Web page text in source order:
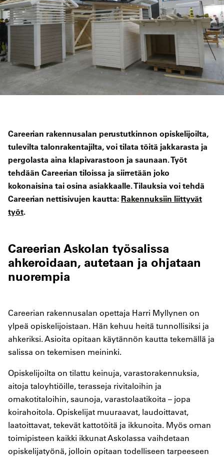
Careerian rakennusalan perustutkinnon opiskelijoilta,
tulevilta talonrakentajilta, voi tilata töitä jakkarasta ja
pergolasta aina klapivarastoon ja saunaan. Työt
tehdään Careerian tiloissa ja siirretään joko
kokonaisina tai osina asiakkaalle. Tilauksia voi tehdä
Careerian nettisivujen kautta: Rakennuksiin liittyvät
työt.
Careerian Askolan työsalissa
ahkeroidaan, autetaan ja ohjataan
nuorempia
Careerian rakennusalan opettaja Harri Myllynen on
ylpeä opiskelijoistaan. Hän kehuu heitä tunnollisiksi ja
ahkeriksi. Asioita opitaan käytännön kautta tekemällä ja
salissa on tekemisen meininki.
Opiskelijoilta on tilattu keinuja, varastorakennuksia,
aitoja taloyhtiöille, terasseja rivitaloihin ja
omakotitaloihin, saunoja, varastolaatikoita – jopa
koirahoitola. Opiskelijat muuraavat, laudoittavat,
laatoittavat, tekevät kattotöitä ja ikkunoita. Myös oman
toimipisteen kaikki ikkunat Askolassa vaihdetaan
opiskelijatyönä, jolloin opitaan todelliseen tarpeeseen